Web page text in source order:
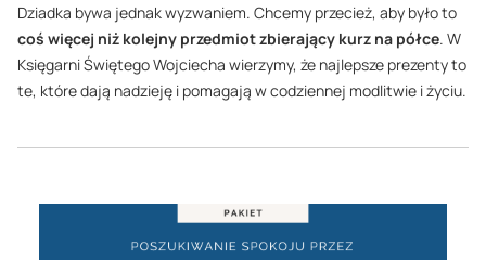
Dziadka bywa jednak wyzwaniem. Chcemy przecież, aby było to
coś więcej niż kolejny przedmiot zbierający kurz na półce. W
Księgarni Świętego Wojciecha wierzymy, że najlepsze prezenty to
te, które dają nadzieję i pomagają w codziennej modlitwie i życiu.